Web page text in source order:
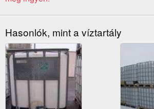
Hasonlók, mint a víztartály